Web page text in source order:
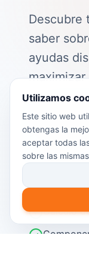
Descubre
saber
ayudas
📖
Cómo
Ayudas
2026
Cálculo
Utilizamos
Este sitio web
obtengas la
aceptar todas
sobre las